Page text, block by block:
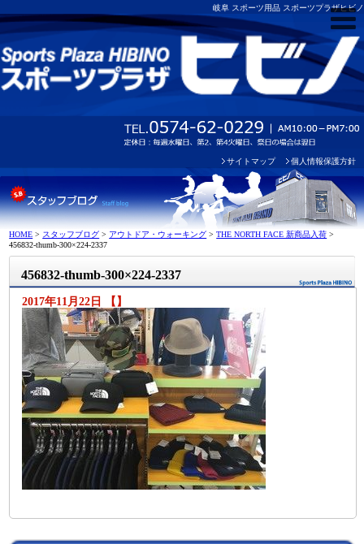
岐阜 スポーツ用品 スポーツプラザヒビノ
サイトマップ 個人情報保護方針
HOME > スタッフブログ > アウトドア・ウォーキング >THE NORTH FACE 新商品入荷 >
456832-thumb-300×224-2337
456832-thumb-300×224-2337
2017年11月22日 【】